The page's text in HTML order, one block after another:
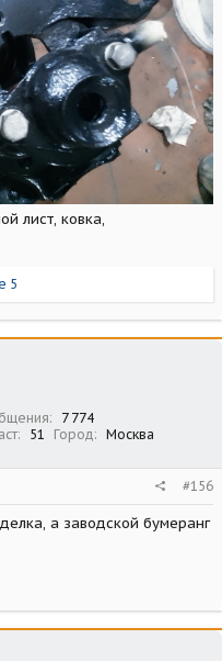
лист, ковка,
5
7 774
51 Город
Москва
#156
а заводской бумеранг